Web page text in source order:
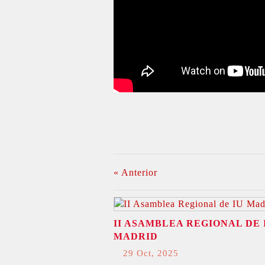
« Anterior
II ASAMBLEA REGIONAL DE
MADRID
29 Oct, 2025